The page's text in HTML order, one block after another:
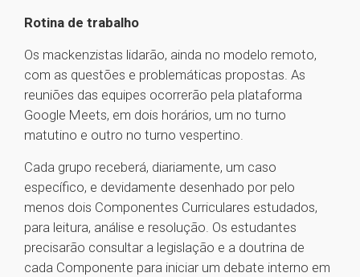
Rotina de trabalho
Os mackenzistas lidarão, ainda no modelo remoto,
com as questões e problemáticas propostas. As
reuniões das equipes ocorrerão pela plataforma
Google Meets, em dois horários, um no turno
matutino e outro no turno vespertino.
Cada grupo receberá, diariamente, um caso
específico, e devidamente desenhado por pelo
menos dois Componentes Curriculares estudados,
para leitura, análise e resolução. Os estudantes
precisarão consultar a legislação e a doutrina de
cada Componente para iniciar um debate interno em